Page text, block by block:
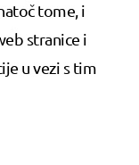
tome, i
stranice i
u vezi s tim